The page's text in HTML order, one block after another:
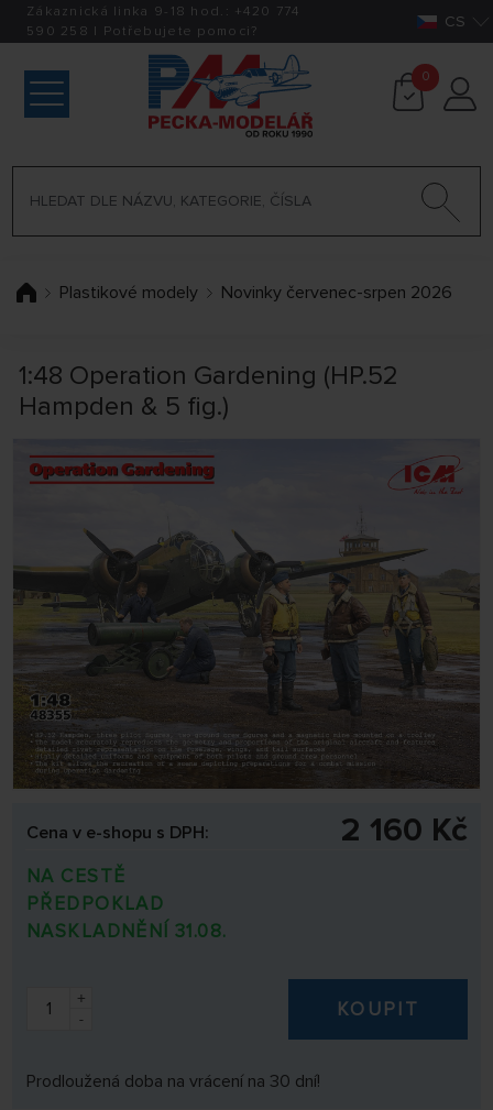
Zákaznická linka 9-18 hod.: +420 774
590 258 | Potřebujete pomoci? CS
0
Plastikové modely Novinky červenec-srpen 2026
1:48 Operation Gardening (HP.52
Hampden & 5 fig.)
Cena v e-shopu s DPH: 2 160 Kč
NA CESTĚ
PŘEDPOKLAD
NASKLADNĚNÍ 31.08.
+
-
KOUPIT
Prodloužená doba na vrácení na 30 dní!